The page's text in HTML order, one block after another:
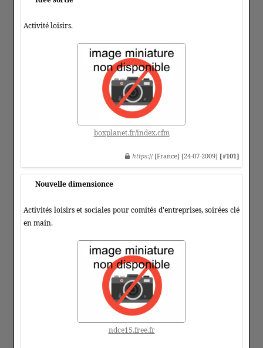
Activité loisirs.
boxplanet.fr/index.cfm
https:// [France] [24-07-2009] [#101]
Nouvelle dimensionce
Activités loisirs et sociales pour comités d'entreprises, soirées clé
en main.
ndce15.free.fr